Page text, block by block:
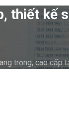
thiết kế
trọng, cao cấp